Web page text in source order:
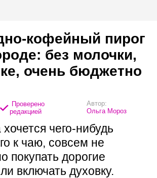
кофейный пирог
без молочки,
очень бюджетно
Проверено
редакцией
Автор:
Ольга Мороз
чего-нибудь
к чаю, совсем не
покупать дорогие
включать духовку.